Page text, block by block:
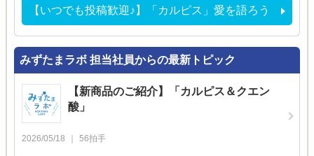
【いつでも投稿歓迎♪】「カルピス」愛を語ろう
みずたまラボ 担当社員からの最新トピック
【新商品のご紹介】「カルピス＆クエン
酸」
2026/05/18 56拍手